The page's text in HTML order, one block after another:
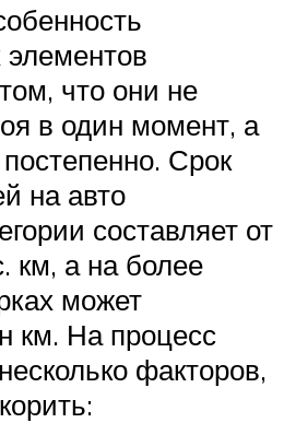
что они не
в один момент, а
Срок
на авто
составляет от
км, а на более
может
км. На процесс
факторов,